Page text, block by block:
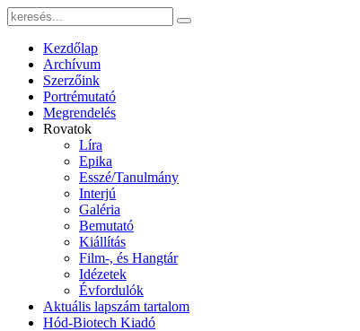
Kezdőlap
Archívum
Szerzőink
Portrémutató
Megrendelés
Rovatok
Líra
Epika
Esszé/Tanulmány
Interjú
Galéria
Bemutató
Kiállítás
Film-, és Hangtár
Idézetek
Évfordulók
Aktuális lapszám tartalom
Hód-Biotech Kiadó